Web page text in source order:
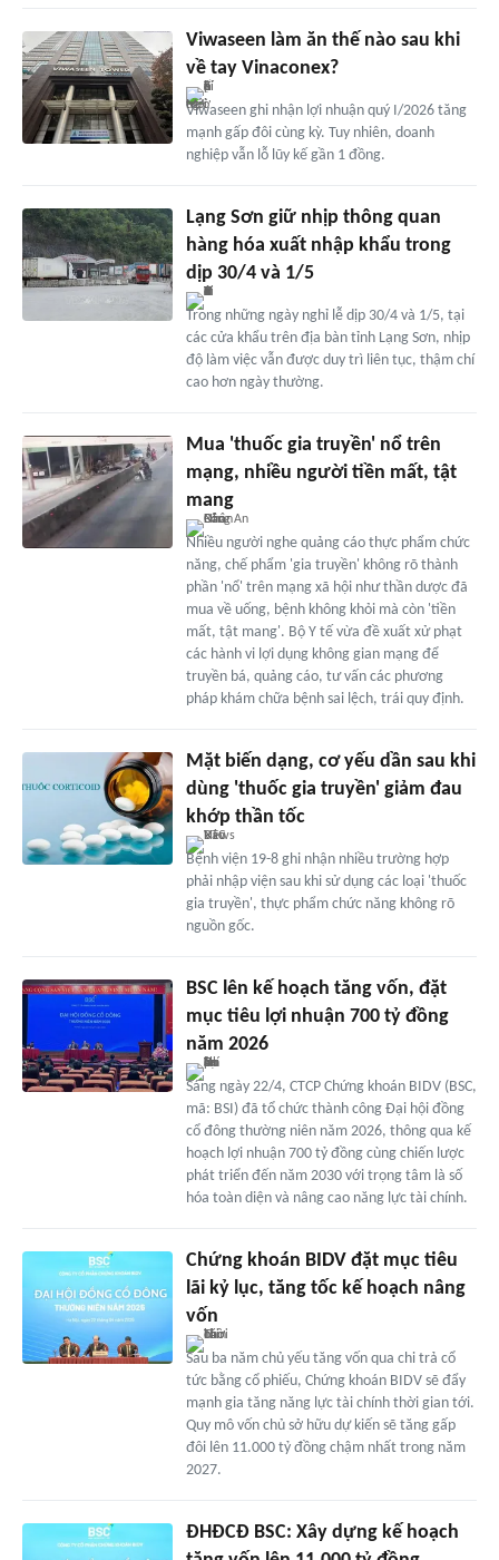
Viwaseen làm ăn thế nào sau khi
về tay Vinaconex?
Viwaseen ghi nhận lợi nhuận quý I/2026 tăng
mạnh gấp đôi cùng kỳ. Tuy nhiên, doanh
nghiệp vẫn lỗ lũy kế gần 1 đồng.
Lạng Sơn giữ nhịp thông quan
hàng hóa xuất nhập khẩu trong
dịp 30/4 và 1/5
Trong những ngày nghỉ lễ dịp 30/4 và 1/5, tại
các cửa khẩu trên địa bàn tỉnh Lạng Sơn, nhịp
độ làm việc vẫn được duy trì liên tục, thậm chí
cao hơn ngày thường.
Mua 'thuốc gia truyền' nổ trên
mạng, nhiều người tiền mất, tật
mang
Nhiều người nghe quảng cáo thực phẩm chức
năng, chế phẩm 'gia truyền' không rõ thành
phần 'nổ' trên mạng xã hội như thần dược đã
mua về uống, bệnh không khỏi mà còn 'tiền
mất, tật mang'. Bộ Y tế vừa đề xuất xử phạt
các hành vi lợi dụng không gian mạng để
truyền bá, quảng cáo, tư vấn các phương
pháp khám chữa bệnh sai lệch, trái quy định.
Mặt biến dạng, cơ yếu dần sau khi
dùng 'thuốc gia truyền' giảm đau
khớp thần tốc
Bệnh viện 19-8 ghi nhận nhiều trường hợp
phải nhập viện sau khi sử dụng các loại 'thuốc
gia truyền', thực phẩm chức năng không rõ
nguồn gốc.
BSC lên kế hoạch tăng vốn, đặt
mục tiêu lợi nhuận 700 tỷ đồng
năm 2026
Sáng ngày 22/4, CTCP Chứng khoán BIDV (BSC,
mã: BSI) đã tổ chức thành công Đại hội đồng
cổ đông thường niên năm 2026, thông qua kế
hoạch lợi nhuận 700 tỷ đồng cùng chiến lược
phát triển đến năm 2030 với trọng tâm là số
hóa toàn diện và nâng cao năng lực tài chính.
Chứng khoán BIDV đặt mục tiêu
lãi kỷ lục, tăng tốc kế hoạch nâng
vốn
Sau ba năm chủ yếu tăng vốn qua chi trả cổ
tức bằng cổ phiếu, Chứng khoán BIDV sẽ đẩy
mạnh gia tăng năng lực tài chính thời gian tới.
Quy mô vốn chủ sở hữu dự kiến sẽ tăng gấp
đôi lên 11.000 tỷ đồng chậm nhất trong năm
2027.
ĐHĐCĐ BSC: Xây dựng kế hoạch